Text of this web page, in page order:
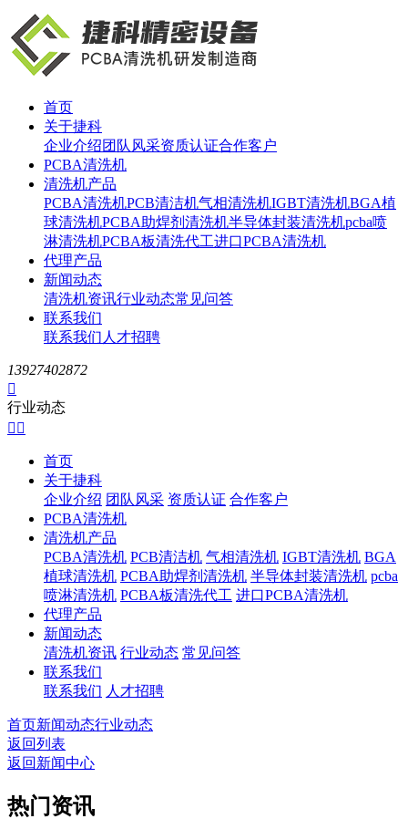
首页
关于捷科
企业介绍团队风采资质认证合作客户
PCBA清洗机
清洗机产品
PCBA清洗机PCB清洁机气相清洗机IGBT清洗机BGA植
球清洗机PCBA助焊剂清洗机半导体封装清洗机pcba喷
淋清洗机PCBA板清洗代工进口PCBA清洗机
代理产品
新闻动态
清洗机资讯行业动态常见问答
联系我们
联系我们 人才招聘
13927402872

行业动态
 
首页
关于捷科
企业介绍 团队风采 资质认证 合作客户
PCBA清洗机
清洗机产品
PCBA清洗机 PCB清洁机 气相清洗机 IGBT清洗机 BGA
植球清洗机 PCBA助焊剂清洗机 半导体封装清洗机 pcba
喷淋清洗机 PCBA板清洗代工 进口PCBA清洗机
代理产品
新闻动态
清洗机资讯 行业动态 常见问答
联系我们
联系我们 人才招聘
首页新闻动态行业动态
返回列表
返回新闻中心
热门资讯